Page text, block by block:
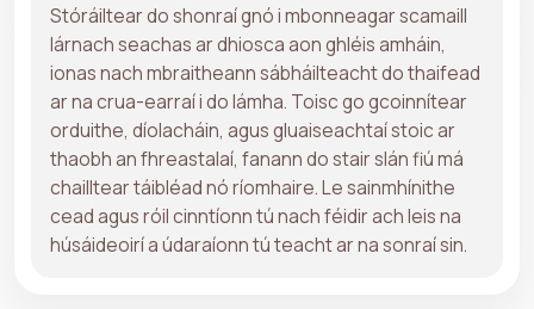
Stóráiltear do shonraí gnó i mbonneagar scamaill
lárnach seachas ar dhiosca aon ghléis amháin,
ionas nach mbraitheann sábháilteacht do thaifead
ar na crua-earraí i do lámha. Toisc go gcoinnítear
orduithe, díolacháin, agus gluaiseachtaí stoic ar
thaobh an fhreastalaí, fanann do stair slán fiú má
chailltear táibléad nó ríomhaire. Le sainmhínithe
cead agus róil cinntíonn tú nach féidir ach leis na
húsáideoirí a údaraíonn tú teacht ar na sonraí sin.